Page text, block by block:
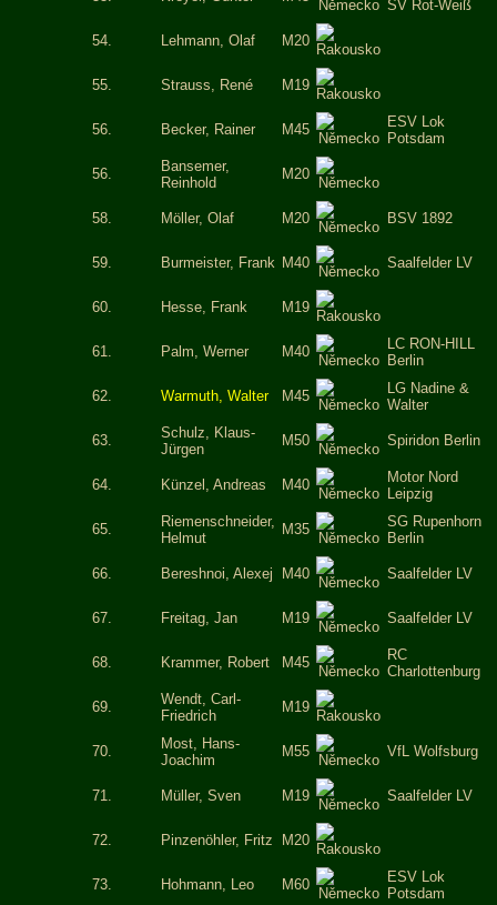
SV Rot-Weiß
54. Lehmann, Olaf M20
55. Strauss, René M19
56. Becker, Rainer M45
ESV Lok
Potsdam
56.
Bansemer,
Reinhold
M20
58. Möller, Olaf M20 BSV 1892
59. Burmeister, Frank M40 Saalfelder LV
60. Hesse, Frank M19
61. Palm, Werner M40
LC RON-HILL
Berlin
62. Warmuth, Walter M45
LG Nadine &
Walter
63.
Schulz, Klaus-
Jürgen
M50 Spiridon Berlin
64. Künzel, Andreas M40
Motor Nord
Leipzig
65.
Riemenschneider,
Helmut
M35
SG Rupenhorn
Berlin
66. Bereshnoi, Alexej M40 Saalfelder LV
67. Freitag, Jan M19 Saalfelder LV
68. Krammer, Robert M45
RC
Charlottenburg
69.
Wendt, Carl-
Friedrich
M19
70.
Most, Hans-
Joachim
M55 VfL Wolfsburg
71. Müller, Sven M19 Saalfelder LV
72. Pinzenöhler, Fritz M20
73. Hohmann, Leo M60
ESV Lok
Potsdam